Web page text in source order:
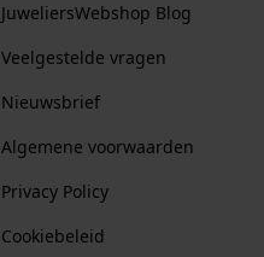
JuweliersWebshop Blog
Veelgestelde vragen
Nieuwsbrief
Algemene voorwaarden
Privacy Policy
Cookiebeleid